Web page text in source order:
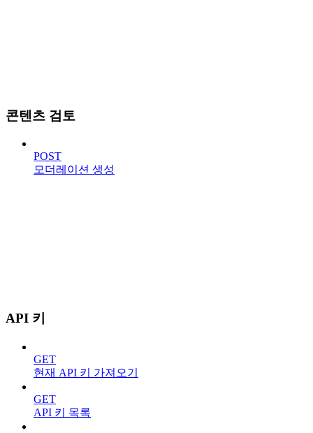
콘텐츠 검토
POST
모더레이션 생성
API 키
GET
현재 API 키 가져오기
GET
API 키 목록